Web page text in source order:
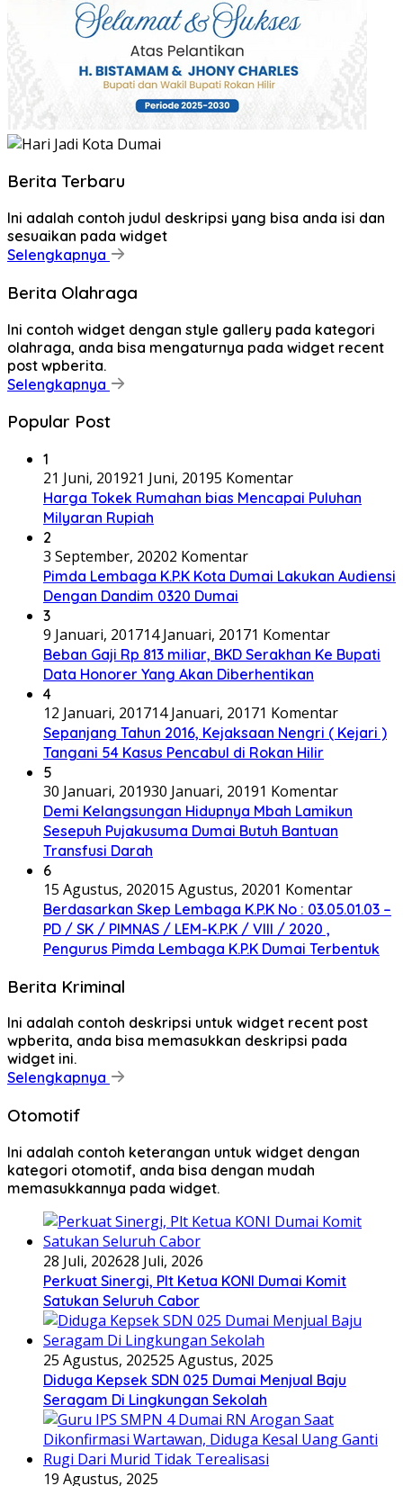
Berita Terbaru
Ini adalah contoh judul deskripsi yang bisa anda isi dan
sesuaikan pada widget
Selengkapnya
Berita Olahraga
Ini contoh widget dengan style gallery pada kategori
olahraga, anda bisa mengaturnya pada widget recent
post wpberita.
Selengkapnya
Popular Post
1
21 Juni, 201921 Juni, 20195 Komentar
Harga Tokek Rumahan bias Mencapai Puluhan
Milyaran Rupiah
2
3 September, 20202 Komentar
Pimda Lembaga K.P.K Kota Dumai Lakukan Audiensi
Dengan Dandim 0320 Dumai
3
9 Januari, 201714 Januari, 20171 Komentar
Beban Gaji Rp 813 miliar, BKD Serakhan Ke Bupati
Data Honorer Yang Akan Diberhentikan
4
12 Januari, 201714 Januari, 20171 Komentar
Sepanjang Tahun 2016, Kejaksaan Nengri ( Kejari )
Tangani 54 Kasus Pencabul di Rokan Hilir
5
30 Januari, 201930 Januari, 20191 Komentar
Demi Kelangsungan Hidupnya Mbah Lamikun
Sesepuh Pujakusuma Dumai Butuh Bantuan
Transfusi Darah
6
15 Agustus, 202015 Agustus, 20201 Komentar
Berdasarkan Skep Lembaga K.P.K No : 03.05.01.03 –
PD / SK / PIMNAS / LEM-K.P.K / VIII / 2020 ,
Pengurus Pimda Lembaga K.P.K Dumai Terbentuk
Berita Kriminal
Ini adalah contoh deskripsi untuk widget recent post
wpberita, anda bisa memasukkan deskripsi pada
widget ini.
Selengkapnya
Otomotif
Ini adalah contoh keterangan untuk widget dengan
kategori otomotif, anda bisa dengan mudah
memasukkannya pada widget.
28 Juli, 202628 Juli, 2026
Perkuat Sinergi, Plt Ketua KONI Dumai Komit
Satukan Seluruh Cabor
25 Agustus, 202525 Agustus, 2025
Diduga Kepsek SDN 025 Dumai Menjual Baju
Seragam Di Lingkungan Sekolah
19 Agustus, 2025